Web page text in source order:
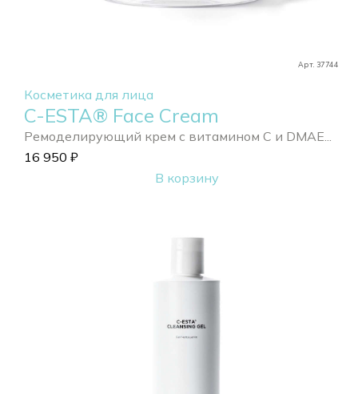
Арт. 37744
Косметика для лица
C-ESTA® Face Cream
Ремоделирующий крем с витамином С и DMAE...
16 950 ₽
В корзину